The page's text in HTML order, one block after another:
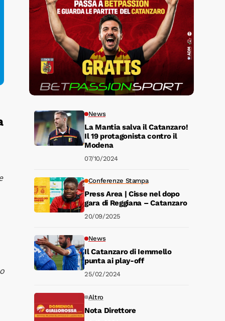
News
La Mantia salva il Catanzaro!
Il 19 protagonista contro il
Modena
07/10/2024
Conferenze Stampa
Press Area | Cisse nel dopo
gara di Reggiana – Catanzaro
20/09/2025
News
Il Catanzaro di Iemmello
punta ai play-off
25/02/2024
Altro
Nota Direttore